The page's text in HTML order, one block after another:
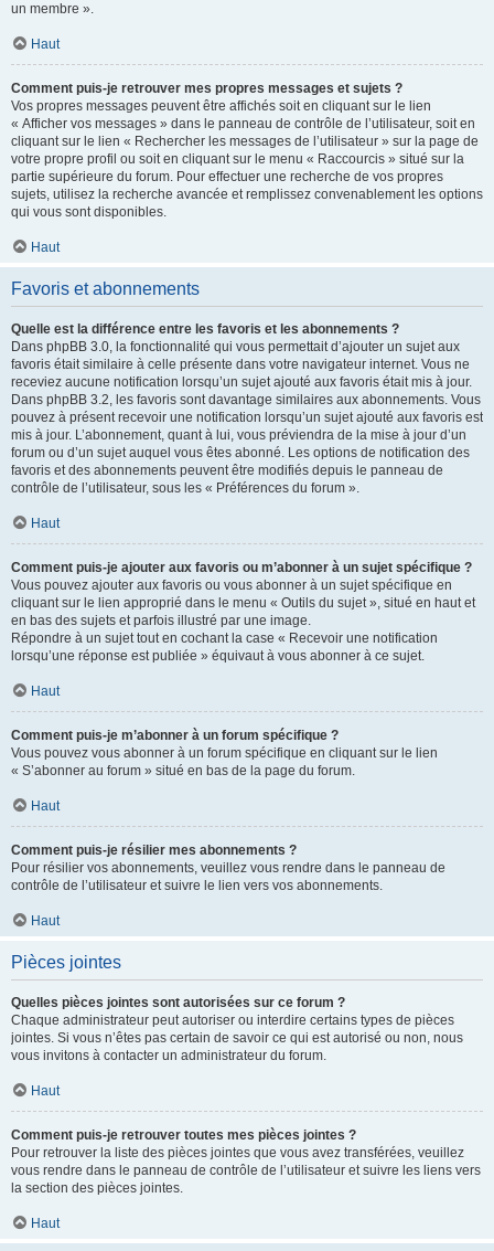
un membre ».
Haut
Comment puis-je retrouver mes propres messages et sujets ?
Vos propres messages peuvent être affichés soit en cliquant sur le lien
« Afficher vos messages » dans le panneau de contrôle de l’utilisateur, soit en
cliquant sur le lien « Rechercher les messages de l’utilisateur » sur la page de
votre propre profil ou soit en cliquant sur le menu « Raccourcis » situé sur la
partie supérieure du forum. Pour effectuer une recherche de vos propres
sujets, utilisez la recherche avancée et remplissez convenablement les options
qui vous sont disponibles.
Haut
Favoris et abonnements
Quelle est la différence entre les favoris et les abonnements ?
Dans phpBB 3.0, la fonctionnalité qui vous permettait d’ajouter un sujet aux
favoris était similaire à celle présente dans votre navigateur internet. Vous ne
receviez aucune notification lorsqu’un sujet ajouté aux favoris était mis à jour.
Dans phpBB 3.2, les favoris sont davantage similaires aux abonnements. Vous
pouvez à présent recevoir une notification lorsqu’un sujet ajouté aux favoris est
mis à jour. L’abonnement, quant à lui, vous préviendra de la mise à jour d’un
forum ou d’un sujet auquel vous êtes abonné. Les options de notification des
favoris et des abonnements peuvent être modifiés depuis le panneau de
contrôle de l’utilisateur, sous les « Préférences du forum ».
Haut
Comment puis-je ajouter aux favoris ou m’abonner à un sujet spécifique ?
Vous pouvez ajouter aux favoris ou vous abonner à un sujet spécifique en
cliquant sur le lien approprié dans le menu « Outils du sujet », situé en haut et
en bas des sujets et parfois illustré par une image.
Répondre à un sujet tout en cochant la case « Recevoir une notification
lorsqu’une réponse est publiée » équivaut à vous abonner à ce sujet.
Haut
Comment puis-je m’abonner à un forum spécifique ?
Vous pouvez vous abonner à un forum spécifique en cliquant sur le lien
« S’abonner au forum » situé en bas de la page du forum.
Haut
Comment puis-je résilier mes abonnements ?
Pour résilier vos abonnements, veuillez vous rendre dans le panneau de
contrôle de l’utilisateur et suivre le lien vers vos abonnements.
Haut
Pièces jointes
Quelles pièces jointes sont autorisées sur ce forum ?
Chaque administrateur peut autoriser ou interdire certains types de pièces
jointes. Si vous n’êtes pas certain de savoir ce qui est autorisé ou non, nous
vous invitons à contacter un administrateur du forum.
Haut
Comment puis-je retrouver toutes mes pièces jointes ?
Pour retrouver la liste des pièces jointes que vous avez transférées, veuillez
vous rendre dans le panneau de contrôle de l’utilisateur et suivre les liens vers
la section des pièces jointes.
Haut